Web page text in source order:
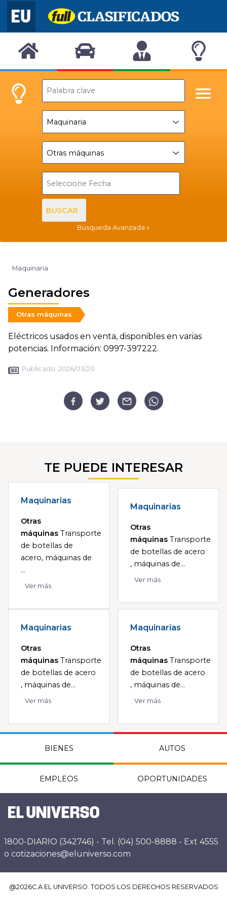
BUSCAR
Búsqueda Avanzada
Maquinaria
Generadores
Otras máquinas
Eléctricos usados en venta, disponibles en varias
potencias. Información: 0997-397222.
Publicado: 2026/03/20
TE PUEDE INTERESAR
Maquinarias
Otras
máquinas Transporte
de botellas de
acero, máquinas de
...
Ver más
Maquinarias
Otras
máquinas Transporte
de botellas de acero
, máquinas de...
Ver más
Maquinarias
Otras
máquinas Transporte
de botellas de acero
, máquinas de...
Ver más
Maquinarias
Otras
máquinas Transporte
de botellas de acero
, máquinas de...
Ver más
BIENES AUTOS
EMPLEOS OPORTUNIDADES
1800-DIARIO (342746) - Tel. (04) 500-8888 - Ext 4555
o cotizaciones@eluniverso.com
@2026C.A EL UNIVERSO. TODOS LOS DERECHOS RESERVADOS